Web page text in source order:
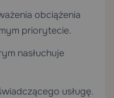
obciążenia
priorytecie.
nasłuchuje
usługę.